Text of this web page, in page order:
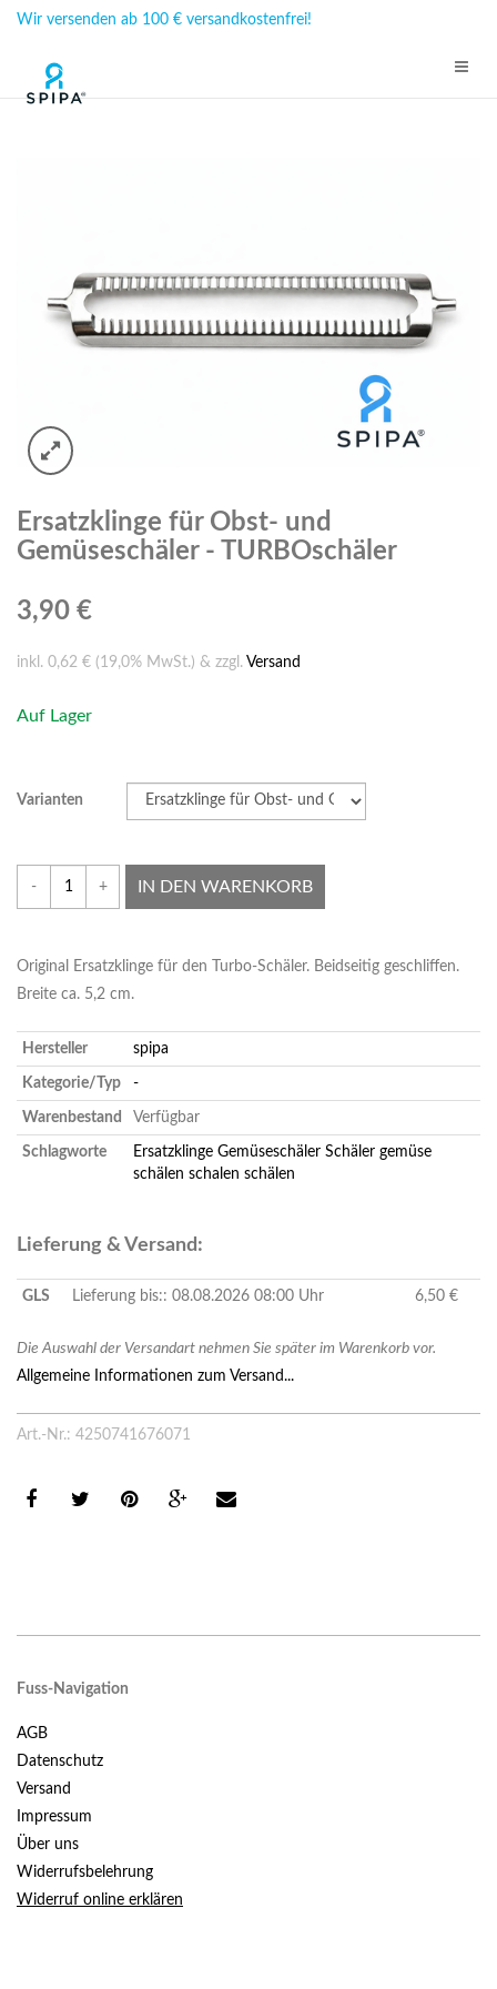
Wir versenden ab 100 € versandkostenfrei!
Ersatzklinge für Obst- und
Gemüseschäler - TURBOschäler
3,90 €
inkl. 0,62 € (19,0% MwSt.) & zzgl. Versand
Auf Lager
Varianten
- + IN DEN WARENKORB
Original Ersatzklinge für den Turbo-Schäler. Beidseitig geschliffen.
Breite ca. 5,2 cm.
Hersteller spipa
Kategorie/Typ -
Warenbestand Verfügbar
Schlagworte Ersatzklinge Gemüseschäler Schäler gemüse
schälen schalen schälen
Lieferung & Versand:
GLS Lieferung bis:: 08.08.2026 08:00 Uhr 6,50 €
Die Auswahl der Versandart nehmen Sie später im Warenkorb vor.
Allgemeine Informationen zum Versand...
Art.-Nr.: 4250741676071
Fuss-Navigation
AGB
Datenschutz
Versand
Impressum
Über uns
Widerrufsbelehrung
Widerruf online erklären